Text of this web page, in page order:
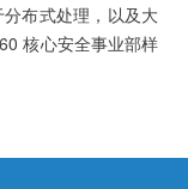
布式处理，以及大
核心安全事业部样